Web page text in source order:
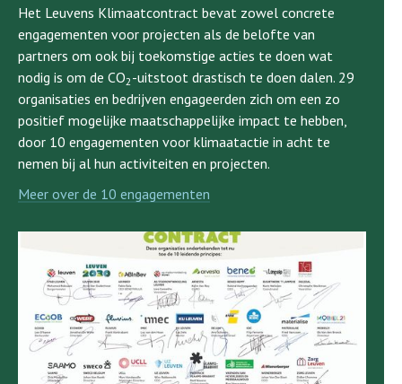
Het Leuvens Klimaatcontract bevat zowel concrete
engagementen voor projecten als de belofte van
partners om ook bij toekomstige acties te doen wat
nodig is om de CO2-uitstoot drastisch te doen dalen. 29
organisaties en bedrijven engageerden zich om een zo
positief mogelijke maatschappelijke impact te hebben,
door 10 engagementen voor klimaatactie in acht te
nemen bij al hun activiteiten en projecten.
Meer over de 10 engagementen